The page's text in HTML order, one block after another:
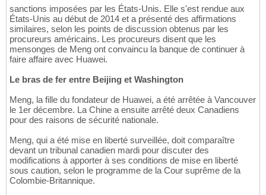
sanctions imposées par les États-Unis. Elle s'est rendue aux
États-Unis au début de 2014 et a présenté des affirmations
similaires, selon les points de discussion obtenus par les
procureurs américains. Les procureurs disent que les
mensonges de Meng ont convaincu la banque de continuer à
faire affaire avec Huawei.
Le bras de fer entre Beijing et Washington
Meng, la fille du fondateur de Huawei, a été arrêtée à Vancouver
le 1er décembre. La Chine a ensuite arrêté deux Canadiens
pour des raisons de sécurité nationale.
Meng, qui a été mise en liberté surveillée, doit comparaître
devant un tribunal canadien mardi pour discuter des
modifications à apporter à ses conditions de mise en liberté
sous caution, selon le programme de la Cour suprême de la
Colombie-Britannique.